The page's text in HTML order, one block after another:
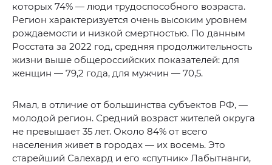
которых 74% — люди трудоспособного возраста.
Регион характеризуется очень высоким уровнем
рождаемости и низкой смертностью. По данным
Росстата за 2022 год, средняя продолжительность
жизни выше общероссийских показателей: для
женщин — 79,2 года, для мужчин — 70,5.
Ямал, в отличие от большинства субъектов РФ, —
молодой регион. Средний возраст жителей округа
не превышает 35 лет. Около 84% от всего
населения живет в городах — их восемь. Это
старейший Салехард и его «спутник» Лабытнанги,